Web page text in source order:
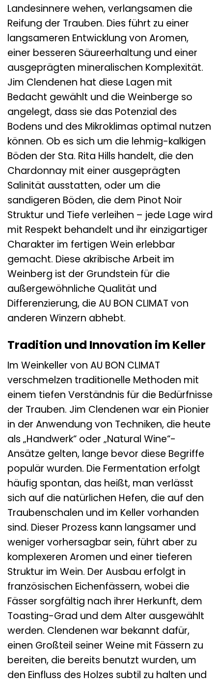
Landesinnere wehen, verlangsamen die
Reifung der Trauben. Dies führt zu einer
langsameren Entwicklung von Aromen,
einer besseren Säureerhaltung und einer
ausgeprägten mineralischen Komplexität.
Jim Clendenen hat diese Lagen mit
Bedacht gewählt und die Weinberge so
angelegt, dass sie das Potenzial des
Bodens und des Mikroklimas optimal nutzen
können. Ob es sich um die lehmig-kalkigen
Böden der Sta. Rita Hills handelt, die den
Chardonnay mit einer ausgeprägten
Salinität ausstatten, oder um die
sandigeren Böden, die dem Pinot Noir
Struktur und Tiefe verleihen – jede Lage wird
mit Respekt behandelt und ihr einzigartiger
Charakter im fertigen Wein erlebbar
gemacht. Diese akribische Arbeit im
Weinberg ist der Grundstein für die
außergewöhnliche Qualität und
Differenzierung, die AU BON CLIMAT von
anderen Winzern abhebt.
Tradition und Innovation im Keller
Im Weinkeller von AU BON CLIMAT
verschmelzen traditionelle Methoden mit
einem tiefen Verständnis für die Bedürfnisse
der Trauben. Jim Clendenen war ein Pionier
in der Anwendung von Techniken, die heute
als „Handwerk“ oder „Natural Wine“-
Ansätze gelten, lange bevor diese Begriffe
populär wurden. Die Fermentation erfolgt
häufig spontan, das heißt, man verlässt
sich auf die natürlichen Hefen, die auf den
Traubenschalen und im Keller vorhanden
sind. Dieser Prozess kann langsamer und
weniger vorhersagbar sein, führt aber zu
komplexeren Aromen und einer tieferen
Struktur im Wein. Der Ausbau erfolgt in
französischen Eichenfässern, wobei die
Fässer sorgfältig nach ihrer Herkunft, dem
Toasting-Grad und dem Alter ausgewählt
werden. Clendenen war bekannt dafür,
einen Großteil seiner Weine mit Fässern zu
bereiten, die bereits benutzt wurden, um
den Einfluss des Holzes subtil zu halten und